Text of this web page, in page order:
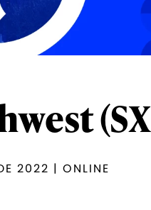
2022 | ONLINE